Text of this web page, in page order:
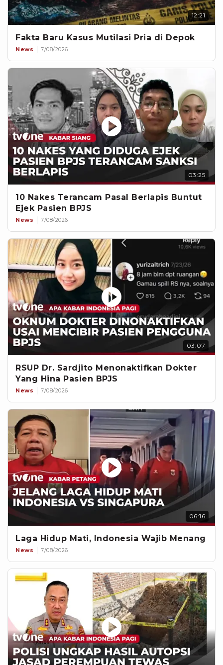
12:21
Fakta Baru Kasus Mutilasi Pria di Depok
News 7/08/2026
03:25
10 Nakes Terancam Pasal Berlapis Buntut
Ejek Pasien BPJS
News 7/08/2026
03:07
RSUP Dr. Sardjito Menonaktifkan Dokter
Yang Hina Pasien BPJS
News 7/08/2026
06:16
Laga Hidup Mati, Indonesia Wajib Menang
News 7/08/2026